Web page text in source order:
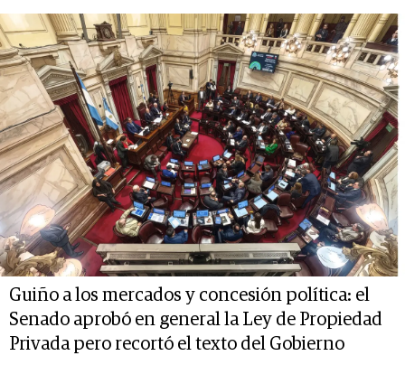
Guiño a los mercados y concesión política: el
Senado aprobó en general la Ley de Propiedad
Privada pero recortó el texto del Gobierno